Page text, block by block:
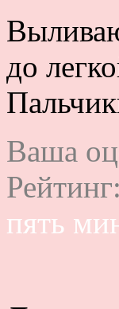
до
Ваша
Рейтинг:
пять